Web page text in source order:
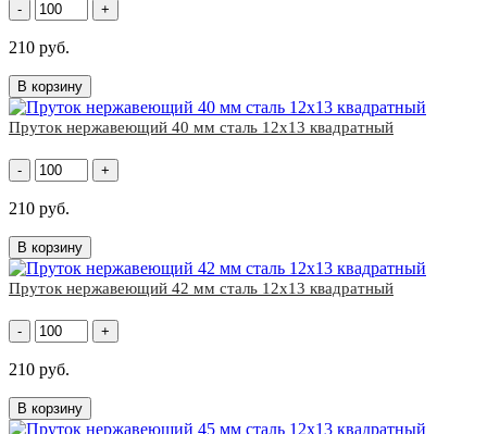
- +
210 руб.
В корзину
Пруток нержавеющий 40 мм сталь 12х13 квадратный
- +
210 руб.
В корзину
Пруток нержавеющий 42 мм сталь 12х13 квадратный
- +
210 руб.
В корзину